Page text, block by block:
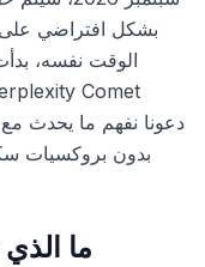
بشكل افتراضي
الوقت نفسه،
بدون بروكسيات
ما